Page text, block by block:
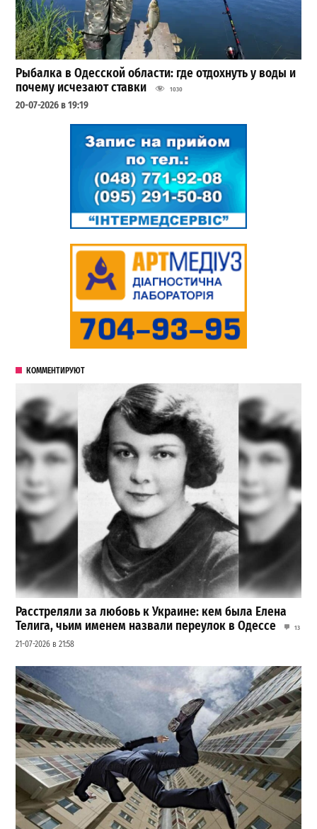
Рыбалка в Одесской области: где отдохнуть у воды и
почему исчезают ставки
1030
20-07-2026 в 19:19
КОММЕНТИРУЮТ
Расстреляли за любовь к Украине: кем была Елена
Телига, чьим именем назвали переулок в Одессе
13
21-07-2026 в 21:58